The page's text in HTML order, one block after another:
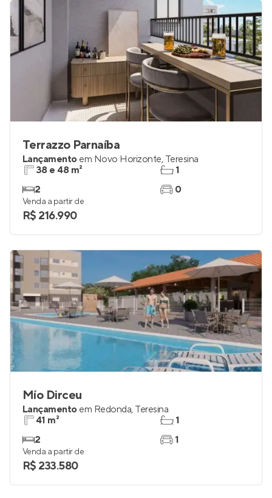
Terrazzo Parnaíba
Lançamento em Novo Horizonte, Teresina
38 e 48 m²
2
1
0
Venda a partir de
R$ 216.990
Mío Dirceu
Lançamento em Redonda, Teresina
41 m²
2
1
1
Venda a partir de
R$ 233.580